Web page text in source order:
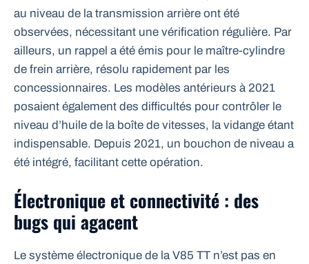
au niveau de la transmission arrière ont été
observées, nécessitant une vérification régulière. Par
ailleurs, un rappel a été émis pour le maître-cylindre
de frein arrière, résolu rapidement par les
concessionnaires. Les modèles antérieurs à 2021
posaient également des difficultés pour contrôler le
niveau d’huile de la boîte de vitesses, la vidange étant
indispensable. Depuis 2021, un bouchon de niveau a
été intégré, facilitant cette opération.
Électronique et connectivité : des
bugs qui agacent
Le système électronique de la V85 TT n’est pas en